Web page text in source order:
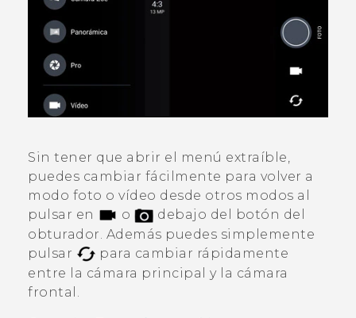
Sin tener que abrir el menú extraíble,
puedes cambiar fácilmente para volver a
modo foto o vídeo desde otros modos al
pulsar en
o
debajo del botón del
obturador. Además puedes simplemente
pulsar
para cambiar rápidamente
entre la cámara principal y la cámara
frontal.